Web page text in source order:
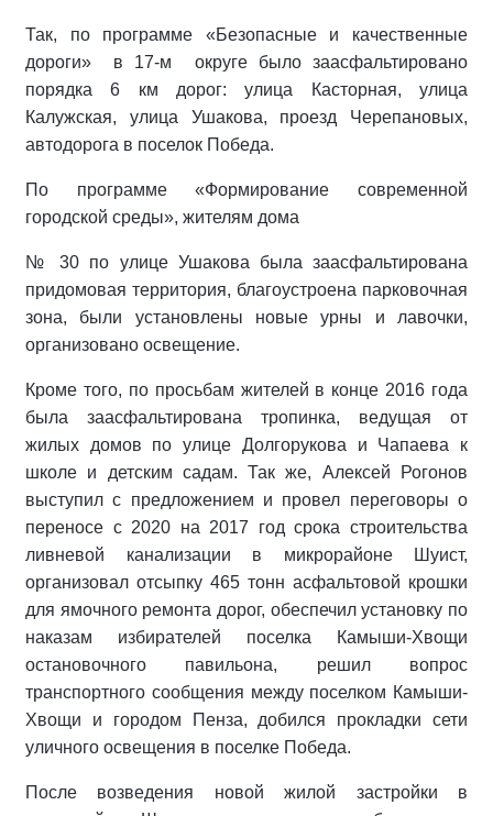
Так, по программе «Безопасные и качественные
дороги» в 17-м округе было заасфальтировано
порядка 6 км дорог: улица Касторная, улица
Калужская, улица Ушакова, проезд Черепановых,
автодорога в поселок Победа.
По программе «Формирование современной
городской среды», жителям дома
№ 30 по улице Ушакова была заасфальтирована
придомовая территория, благоустроена парковочная
зона, были установлены новые урны и лавочки,
организовано освещение.
Кроме того, по просьбам жителей в конце 2016 года
была заасфальтирована тропинка, ведущая от
жилых домов по улице Долгорукова и Чапаева к
школе и детским садам. Так же, Алексей Рогонов
выступил с предложением и провел переговоры о
переносе с 2020 на 2017 год срока строительства
ливневой канализации в микрорайоне Шуист,
организовал отсыпку 465 тонн асфальтовой крошки
для ямочного ремонта дорог, обеспечил установку по
наказам избирателей поселка Камыши-Хвощи
остановочного павильона, решил вопрос
транспортного сообщения между поселком Камыши-
Хвощи и городом Пенза, добился прокладки сети
уличного освещения в поселке Победа.
После возведения новой жилой застройки в